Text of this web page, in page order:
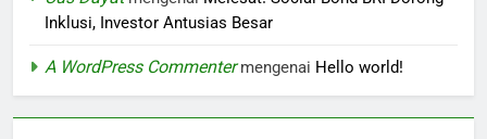
Inklusi, Investor Antusias Besar
A WordPress Commentermengenai Hello world!